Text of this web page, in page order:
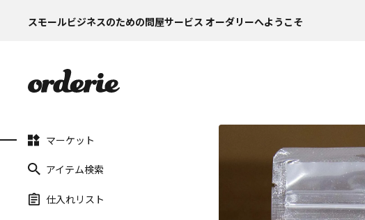
スモールビジネスのための問屋サービス オーダリーへようこそ
マーケット
アイテム検索
仕入れリスト